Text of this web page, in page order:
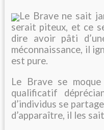
Le Brave ne sait
serait piteux, et ce
dire avoir pâti
méconnaissance, il
est pure.
Le Brave se
qualificatif
d’individus se
d’apparaître, il les